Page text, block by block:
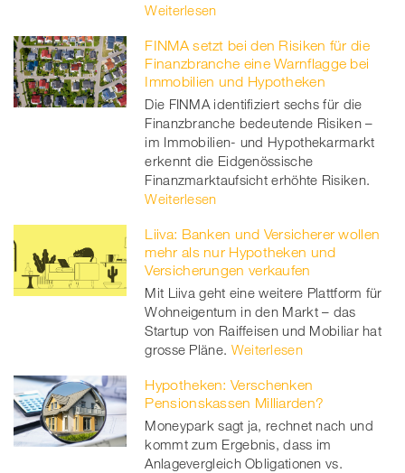
Weiterlesen
FINMA setzt bei den Risiken für die
Finanzbranche eine Warnflagge bei
Immobilien und Hypotheken
Die FINMA identifiziert sechs für die
Finanzbranche bedeutende Risiken –
im Immobilien- und Hypothekarmarkt
erkennt die Eidgenössische
Finanzmarktaufsicht erhöhte Risiken.
Weiterlesen
Liiva: Banken und Versicherer wollen
mehr als nur Hypotheken und
Versicherungen verkaufen
Mit Liiva geht eine weitere Plattform für
Wohneigentum in den Markt – das
Startup von Raiffeisen und Mobiliar hat
grosse Pläne. Weiterlesen
Hypotheken: Verschenken
Pensionskassen Milliarden?
Moneypark sagt ja, rechnet nach und
kommt zum Ergebnis, dass im
Anlagevergleich Obligationen vs.